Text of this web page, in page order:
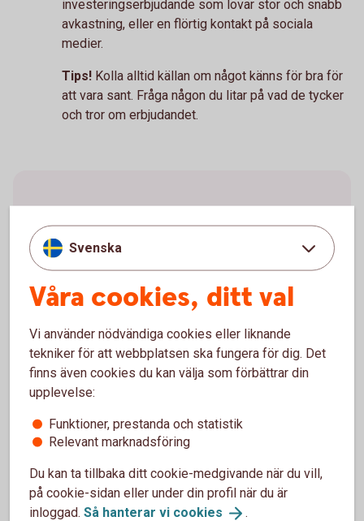
investeringserbjudande som lovar stor och snabb
avkastning, eller en flörtig kontakt på sociala
medier.
Tips! Kolla alltid källan om något känns för bra för
att vara sant. Fråga någon du litar på vad de tycker
och tror om erbjudandet.
Var
försiktig
Följinteallauppmaningar.
Om någon ber dig identifiera dig med till exempel
Mobilt BankID, klicka på länkar, ladda ner program,
lämna ifrån dig personliga uppgifter eller skicka
pengar. Avsluta konversationen om du inte själv först
tagit första kontakten.
Svenska
Våra cookies, ditt val
Vi använder nödvändiga cookies eller liknande
tekniker för att webbplatsen ska fungera för dig. Det
finns även cookies du kan välja som förbättrar din
upplevelse:
Funktioner, prestanda och statistik
Relevant marknadsföring
Du kan ta tillbaka ditt cookie-medgivande när du vill,
på cookie-sidan eller under din profil när du är
inloggad. Så hanterar vi cookies .